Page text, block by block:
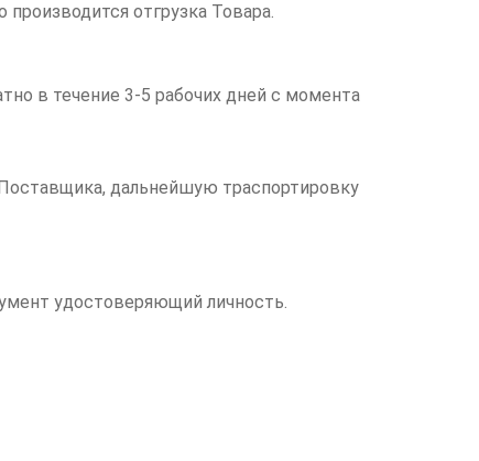
отгрузка Товара.
в течение 3-5 рабочих дней с момента
дальнейшую траспортировку
удостоверяющий личность.